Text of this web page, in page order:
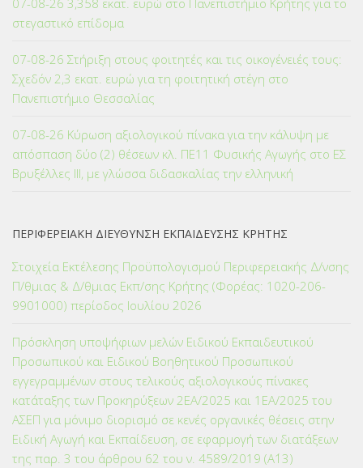
07-08-26 3,358 εκατ. ευρώ στο Πανεπιστήμιο Κρήτης για το
στεγαστικό επίδομα
07-08-26 Στήριξη στους φοιτητές και τις οικογένειές τους:
Σχεδόν 2,3 εκατ. ευρώ για τη φοιτητική στέγη στο
Πανεπιστήμιο Θεσσαλίας
07-08-26 Κύρωση αξιολογικού πίνακα για την κάλυψη με
απόσπαση δύο (2) θέσεων κλ. ΠΕ11 Φυσικής Αγωγής στο ΕΣ
Βρυξέλλες ΙΙΙ, με γλώσσα διδασκαλίας την ελληνική
ΠΕΡΙΦΕΡΕΙΑΚΗ ΔΙΕΥΘΥΝΣΗ ΕΚΠΑΙΔΕΥΣΗΣ ΚΡΗΤΗΣ
Στοιχεία Εκτέλεσης Προϋπολογισμού Περιφερειακής Δ/νσης
Π/θμιας & Δ/θμιας Εκπ/σης Κρήτης (Φορέας: 1020-206-
9901000) περίοδος Ιουλίου 2026
Πρόσκληση υποψήφιων μελών Ειδικού Εκπαιδευτικού
Προσωπικού και Ειδικού Βοηθητικού Προσωπικού
εγγεγραμμένων στους τελικούς αξιολογικούς πίνακες
κατάταξης των Προκηρύξεων 2ΕΑ/2025 και 1ΕΑ/2025 του
ΑΣΕΠ για μόνιμο διορισμό σε κενές οργανικές θέσεις στην
Ειδική Αγωγή και Εκπαίδευση, σε εφαρμογή των διατάξεων
της παρ. 3 του άρθρου 62 του ν. 4589/2019 (Α΄13)